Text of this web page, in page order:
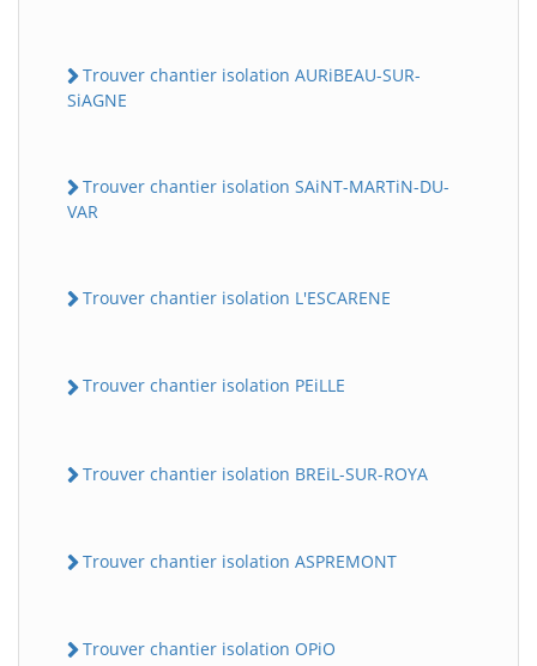
Trouver chantier isolation AURiBEAU-SUR-
SiAGNE
Trouver chantier isolation SAiNT-MARTiN-DU-
VAR
Trouver chantier isolation L'ESCARENE
Trouver chantier isolation PEiLLE
Trouver chantier isolation BREiL-SUR-ROYA
Trouver chantier isolation ASPREMONT
Trouver chantier isolation OPiO